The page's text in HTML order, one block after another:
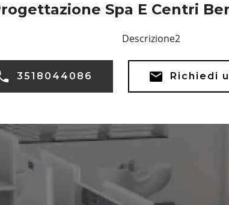
Spa E Centri
Descrizione2
3518044086 Richiedi